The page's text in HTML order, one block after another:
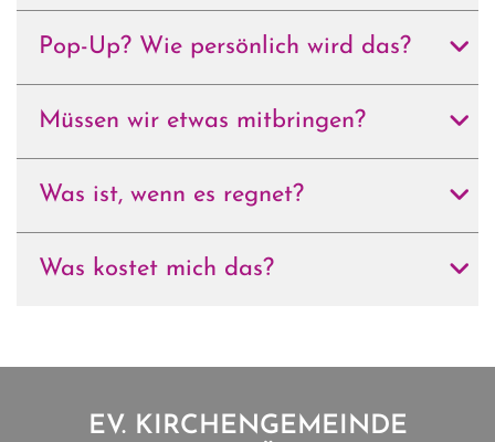
Pop-Up? Wie persönlich wird das?
Müssen wir etwas mitbringen?
Was ist, wenn es regnet?
Was kostet mich das?
EV. KIRCHENGEMEINDE